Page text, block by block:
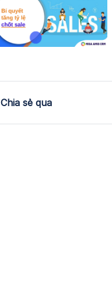
Chia sẻ qua